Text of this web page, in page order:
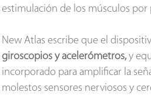
estimulación de los músculos por
New Atlas escribe que el
giroscopios y acelerómetros,y
incorporado para amplificar la
molestos sensores nerviosos y